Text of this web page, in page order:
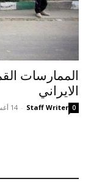
الممارسات
الايراني
Staff Writer
- 14 أغسطس 2021 0